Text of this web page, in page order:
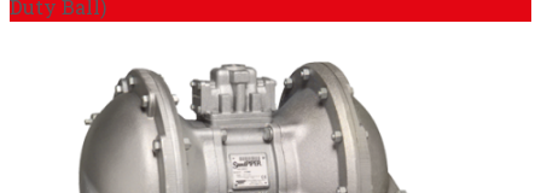
Duty Ball)